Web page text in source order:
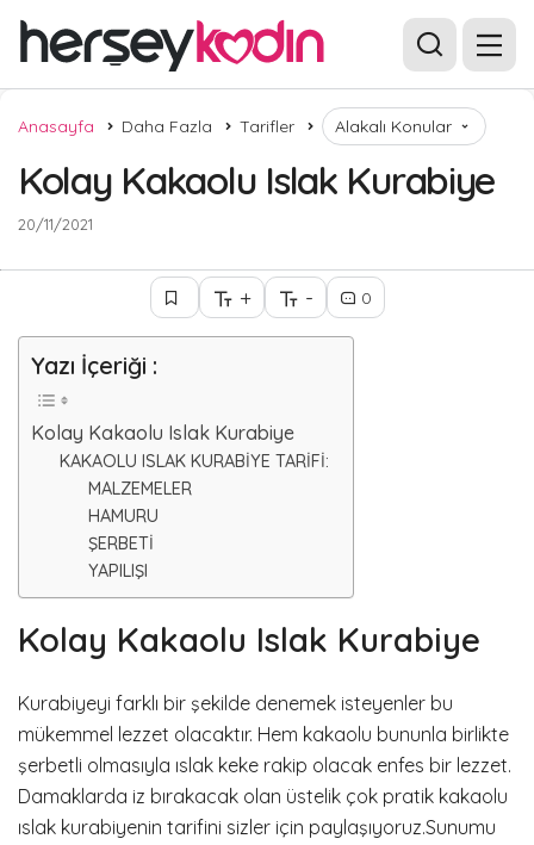
Anasayfa Daha Fazla Tarifler Alakalı Konular
Kolay Kakaolu Islak Kurabiye
20/11/2021
+ - 0
Yazı İçeriği :
Kolay Kakaolu Islak Kurabiye
KAKAOLU ISLAK KURABİYE TARİFİ:
MALZEMELER
HAMURU
ŞERBETİ
YAPILIŞI
Kolay Kakaolu Islak Kurabiye
Kurabiyeyi farklı bir şekilde denemek isteyenler bu
mükemmel lezzet olacaktır. Hem kakaolu bununla birlikte
şerbetli olmasıyla ıslak keke rakip olacak enfes bir lezzet.
Damaklarda iz bırakacak olan üstelik çok pratik kakaolu
ıslak kurabiyenin tarifini sizler için paylaşıyoruz.Sunumu